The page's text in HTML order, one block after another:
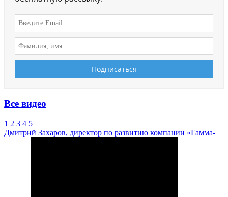
Все видео
1 2 3 4 5
Дмитрий Захаров, директор по развитию компании «Гамма-